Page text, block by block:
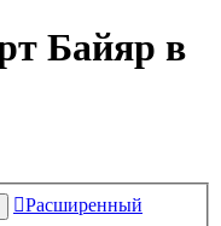
Байяр в
Расширенный